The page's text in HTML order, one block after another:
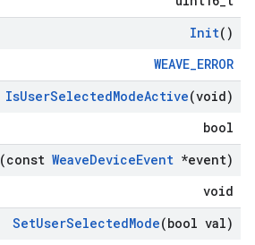
Init()
WEAVE_ERROR
IsUserSelectedModeActive(void)
bool
(const WeaveDeviceEvent *event)
void
SetUserSelectedMode(bool val)